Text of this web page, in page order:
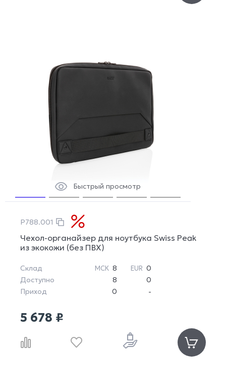
Быстрый просмотр
P788.001
Чехол-органайзер для ноутбука Swiss Peak
из экокожи (без ПВХ)
Склад МСК 8 EUR 0
Доступно
8
0
Приход
0 -
5 678 ₽